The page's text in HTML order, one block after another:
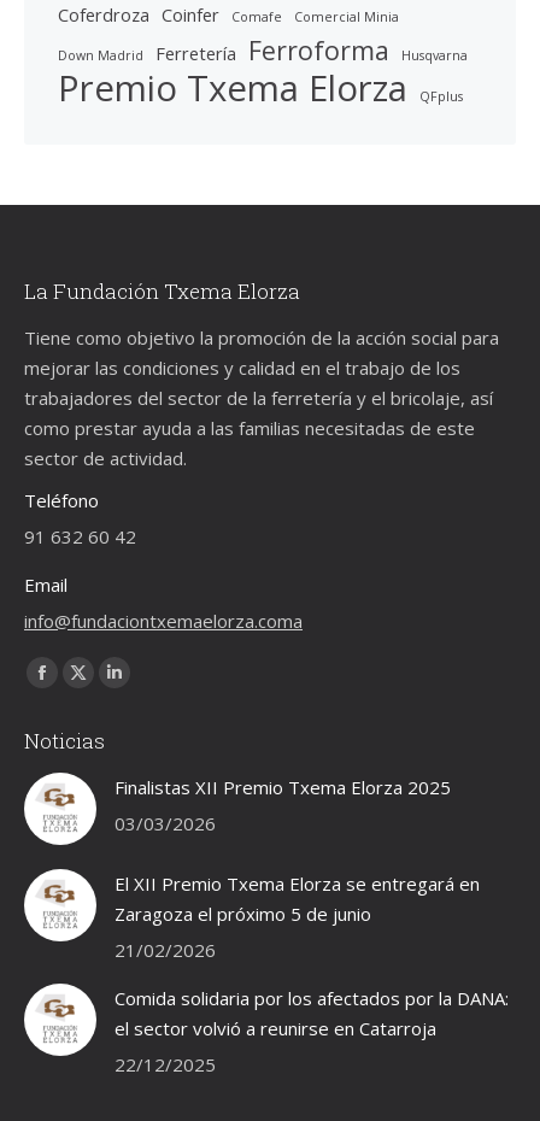
Coferdroza Coinfer Comafe Comercial Minia
Down Madrid Ferretería Ferroforma Husqvarna
Premio Txema Elorza QFplus
La Fundación Txema Elorza
Tiene como objetivo la promoción de la acción social para
mejorar las condiciones y calidad en el trabajo de los
trabajadores del sector de la ferretería y el bricolaje, así
como prestar ayuda a las familias necesitadas de este
sector de actividad.
Teléfono
91 632 60 42
Email
info@fundaciontxemaelorza.coma
Encuéntranos en:
Facebook
opens
in
new
window
X
opens
in
new
window
Linkedin
in
Noticias
Finalistas XII Premio Txema Elorza 2025
03/03/2026
El XII Premio Txema Elorza se entregará en
Zaragoza el próximo 5 de junio
21/02/2026
Comida solidaria por los afectados por la DANA:
el sector volvió a reunirse en Catarroja
22/12/2025